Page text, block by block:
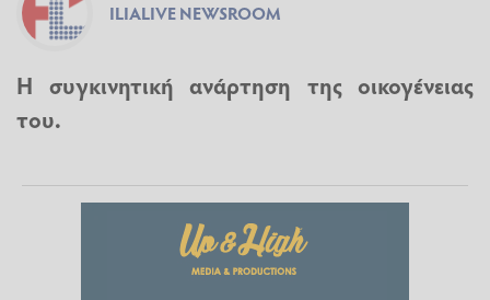
ILIALIVE NEWSROOM
Η συγκινητική ανάρτηση της οικογένειας
του.